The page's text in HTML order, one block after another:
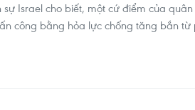
Israel cho biết, một cứ điểm của
công bằng hỏa lực chống tăng bắn từ